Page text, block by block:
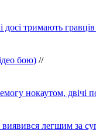
досі тримають
бою) //
нокаутом, двічі
легшим за